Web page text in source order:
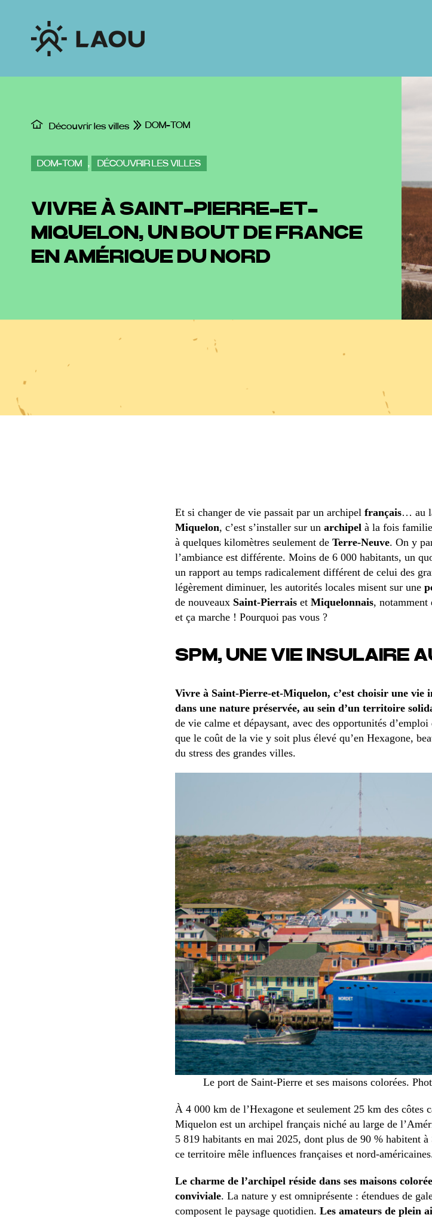
contenu
Découvrir les villes DOM-TOM
DOM-TOM , DÉCOUVRIR LES VILLES
VIVRE À SAINT-PIERRE-ET-
MIQUELON, UN BOUT DE FRANCE
EN AMÉRIQUE DU NORD
Et si changer de vie passait par un archipelfrançais… au
Miquelon, c’est s’installer sur un archipelà la fois
à quelques kilomètres seulement de Terre-Neuve. On y
l’ambiance est différente. Moins de 6 000 habitants, un
un rapport au temps radicalement différent de celui des
légèrement diminuer, les autorités locales misent sur une
de nouveaux Saint-Pierraiset Miquelonnais, notamment
et ça marche ! Pourquoi pas vous ?
SPM, UNE VIE INSULAIRE
Vivre à Saint-Pierre-et-Miquelon, c’est choisir une vie
dans une nature préservée, au sein d’un territoire
de vie calme et dépaysant, avec des opportunités
que le coût de la vie y soit plus élevé qu’en Hexagone,
du stress des grandes villes.
Le port de Saint-Pierre et ses maisons colorées.
À 4 000 km de l’Hexagone et seulement 25 km des côtes
Miquelon est un archipel français niché au large de
5 819 habitants en mai 2025, dont plus de 90 % habitent
ce territoire mêle influences françaises et nord-
Le charme de l’archipel réside dans ses maisons
conviviale. La nature y est omniprésente : étendues de
composent le paysage quotidien. Les amateurs de plein